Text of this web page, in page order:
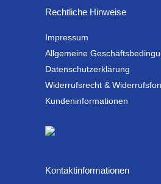
Rechtliche Hinweise
Impressum
Allgemeine
Datenschutzerklärung
Widerrufsrecht &
Kundeninformationen
Kontaktinformationen